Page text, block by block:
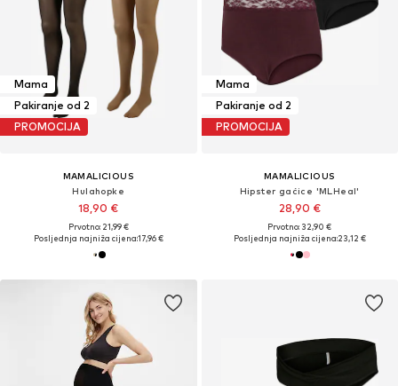
Mama
Pakiranje od 2
PROMOCIJA
MAMALICIOUS
Hulahopke
18,90 €
Prvotno: 21,99 €
Posljednja najniža cijena:17,96 €
Mama
Pakiranje od 2
PROMOCIJA
MAMALICIOUS
Hipster gaćice 'MLHeal'
28,90 €
Prvotno: 32,90 €
Posljednja najniža cijena:23,12 €